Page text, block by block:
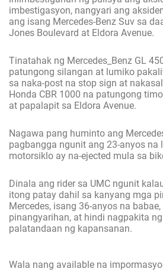
imbestigasyon, nangyari ang
ang isang Mercedes-Benz Suv sa
Jones Boulevard at Eldora Avenue.
Tinatahak ng Mercedes_Benz GL
patungong silangan at lumiko
sa naka-post na stop sign at
Honda CBR 1000 na patungong
at papalapit sa Eldora Avenue.
Nagawa pang huminto ang
pagbangga ngunit ang 23-anyos na
motorsiklo ay na-ejected mula sa
Dinala ang rider sa UMC ngunit
itong patay dahil sa kanyang mga
Mercedes, isang 36-anyos na
pinangyarihan, at hindi nagpakita
palatandaan ng kapansanan.
Wala nang available na